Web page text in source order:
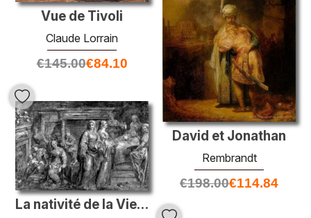
Vue de Tivoli
Claude Lorrain
€145.00€84.10
David et Jonathan
Rembrandt
€198.00€114.84
La nativité de la Vierge Marie